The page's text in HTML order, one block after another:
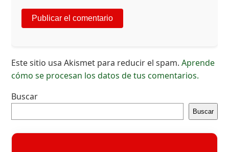
Este sitio usa Akismet para reducir el spam.Aprende
cómo se procesan los datos de tus comentarios.
Buscar
Buscar